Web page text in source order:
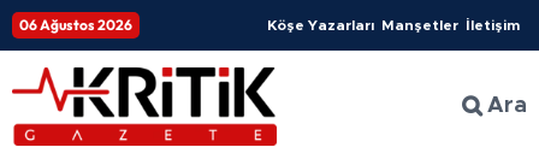
06 Ağustos 2026 Köşe Yazarları Manşetler İletişim
Ara